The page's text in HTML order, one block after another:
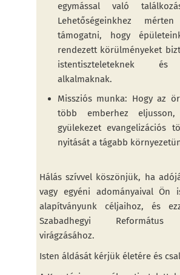
egymással való
Lehetőségeinkhez
támogatni, hogy
rendezett körülményeket
istentiszteleteknek és
alkalmaknak.
Missziós munka: Hogy az
több emberhez
gyülekezet evangelizációs
nyitását a tágabb
Hálás szívvel köszönjük, ha
vagy egyéni adományaival Ön
alapítványunk céljaihoz, és
Szabadhegyi Református
virágzásához.
Isten áldását kérjük életére és